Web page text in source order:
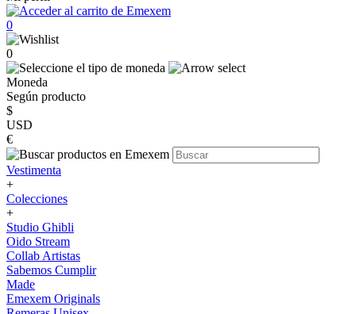
0
0
Moneda
Según producto
$
USD
€
Vestimenta
+
Colecciones
+
Studio Ghibli
Oido Stream
Collab Artistas
Sabemos Cumplir
Made
Emexem Originals